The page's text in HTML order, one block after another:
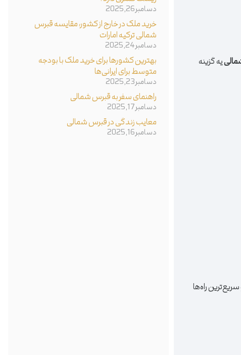
یه گزینه
راه‌ها
دسامبر 26, 2025
خرید ملک در خارج از کشور، مقایسه قبرس
شمالی ترکیه امارات
دسامبر 24, 2025
بهترین کشورها برای خرید ملک با بودجه
متوسط برای ایرانی‌ها
دسامبر 23, 2025
راهنمای سفر به قبرس شمالی
دسامبر 17, 2025
معایب زندگی در قبرس شمالی
دسامبر 16, 2025